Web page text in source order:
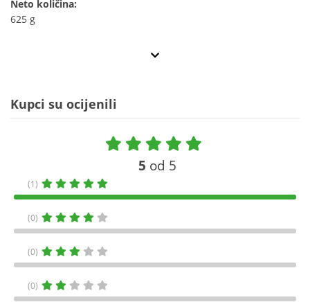
Neto količina:
625 g
Kupci su ocijenili
5 od 5
(1)
(0)
(0)
(0)